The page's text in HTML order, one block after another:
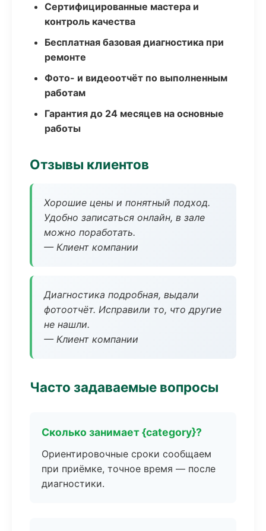
Сертифицированные мастера и
контроль качества
Бесплатная базовая диагностика при
ремонте
Фото- и видеоотчёт по выполненным
работам
Гарантия до 24 месяцев на основные
работы
Отзывы клиентов
Хорошие цены и понятный подход.
Удобно записаться онлайн, в зале
можно поработать.
— Клиент компании
Диагностика подробная, выдали
фотоотчёт. Исправили то, что другие
не нашли.
— Клиент компании
Часто задаваемые вопросы
Сколько занимает {category}?
Ориентировочные сроки сообщаем
при приёмке, точное время — после
диагностики.